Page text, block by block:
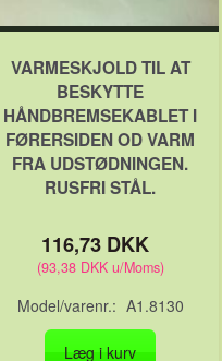
VARMESKJOLD TIL AT
BESKYTTE
HÅNDBREMSEKABLET I
FØRERSIDEN OD VARM
FRA UDSTØDNINGEN.
RUSFRI STÅL.
116,73 DKK
(93,38 DKKu/Moms)
Model/varenr.: A1.8130
Læg i kurv